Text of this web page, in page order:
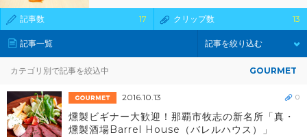
記事数 17 クリップ数 13
記事一覧 記事を絞り込む
カテゴリ別で記事を絞込中 GOURMET
2016.10.13
燻製ビギナー大歓迎！那覇市牧志の新名所「真・
燻製酒場Barrel House（バレルハウス）」
0